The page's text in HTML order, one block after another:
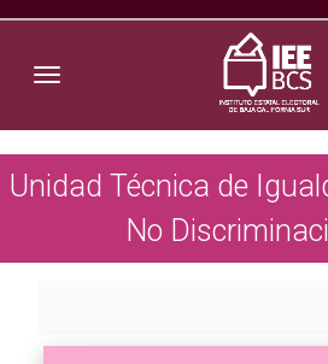
Toggle navigation
Unidad Técnica de
No